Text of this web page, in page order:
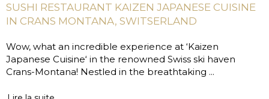
SUSHI RESTAURANT KAIZEN JAPANESE CUISINE
IN CRANS MONTANA, SWITSERLAND
Wow, what an incredible experience at ‘Kaizen
Japanese Cuisine‘ in the renowned Swiss ski haven
Crans-Montana! Nestled in the breathtaking ...